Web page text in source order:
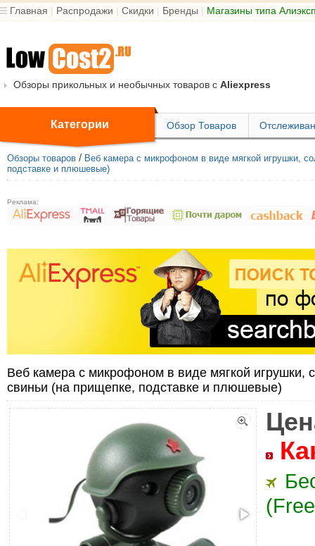
Главная | Распродажи | Скидки | Бренды | Магазины типа
Обзоры прикольных и необычных товаров с Aliexpress
Категории Обзор Товаров
Обзоры товаров / Веб камера с микрофоном в виде мягкой игрушки,
подставке и плюшевые)
Реклама:
Веб камера с микрофоном в виде мягкой игрушки,
свиньи (на прищепке, подставке и плюшевые)